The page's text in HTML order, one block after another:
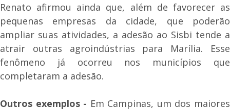
Renato afirmou ainda que, além de favorecer as
pequenas empresas da cidade, que poderão
ampliar suas atividades, a adesão ao Sisbi tende a
atrair outras agroindústrias para Marília. Esse
fenômeno já ocorreu nos municípios que
completaram a adesão.
Outros exemplos - Em Campinas, um dos maiores